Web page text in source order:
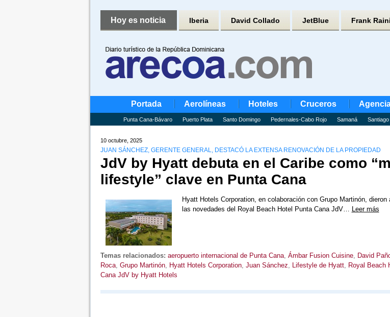
Hoy es noticia Iberia David Collado JetBlue Frank
Portada Aerolíneas Hoteles Cruceros
Punta Cana-Bávaro Puerto Plata Santo Domingo Pedernales-Cabo Rojo Samaná Santiago
10 octubre, 2025
JUAN SÁNCHEZ, GERENTE GENERAL, DESTACÓ LA EXTENSA RENOVACIÓN DE LA PROPIEDAD
JdV by Hyatt debuta en el Caribe como
lifestyle” clave en Punta Cana
Hyatt Hotels Corporation, en colaboración con Grupo Martinón, dieron
las novedades del Royal Beach Hotel Punta Cana JdV… Leer más
Temas relacionados: aeropuerto internacional de Punta Cana, Ámbar Fusion Cuisine, David
Roca, Grupo Martinón, Hyatt Hotels Corporation, Juan Sánchez, Lifestyle de Hyatt, Royal Beach
Cana JdV by Hyatt Hotels